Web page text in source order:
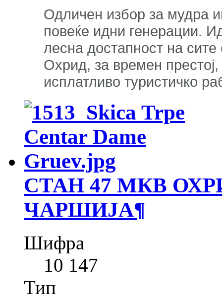
Одличен избор за мудра
повеќе идни генерации.
лесна достапност на
Охрид, за времен
исплатливо туристичко
СТАН 47 МКВ
ЧАРШИЈА¶
Шифра
10 147
Тип